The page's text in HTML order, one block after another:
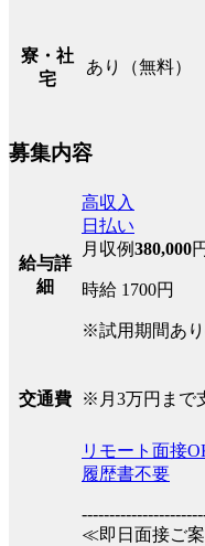
寮・社
宅
あり（無料）
募集内容
給与詳
細
高収入
日払い
月収例380,000円
時給 1700円
※試用期間あ
交通費 ※月3万円まで
リモート面接
履歴書不要
≪即日面接ご